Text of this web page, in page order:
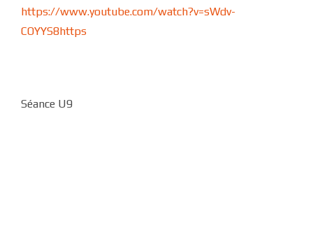
https://www.youtube.com/watch?v=sWdv-
COYYS8https
Séance U9